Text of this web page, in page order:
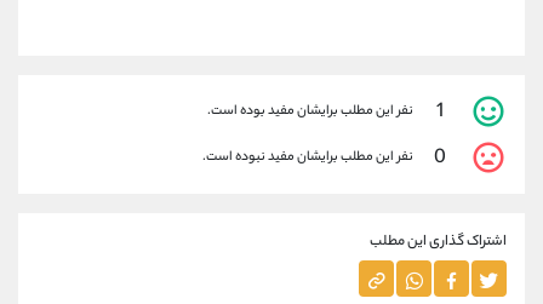
1 نفر این مطلب برایشان مفید بوده است.
0 نفر این مطلب برایشان مفید نبوده است.
اشتراک گذاری این مطلب